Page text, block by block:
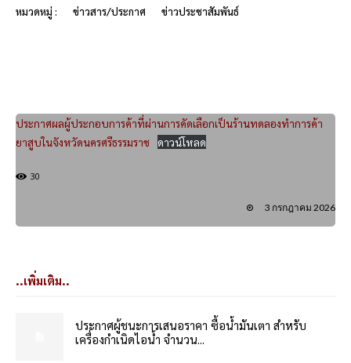
หมวดหมู่ : ข่าวสาร/ประกาศ ข่าวประชาสัมพันธ์
ประกาศผลผู้ประกอบการค้าที่ผ่านการคัดเลือกเป็นร้านทดลองทำการค้า
ยาสูบในจังหวัดนครศรีธรรมราช
ดาวน์โหลด
30
3 กรกฎาคม 2026
..เพิ่มเติม..
ประกาศผู้ชนะการเสนอราคา ซื้อน้ำมันเตา สำหรับ
เครื่องกำเนิดไอน้ำ จำนวน...